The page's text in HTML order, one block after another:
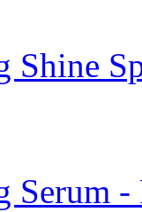
Shine
Serum